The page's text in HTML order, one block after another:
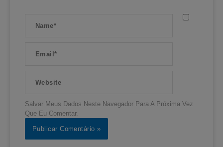
Salvar Meus Dados Neste Navegador Para A Próxima Vez
Que Eu Comentar.